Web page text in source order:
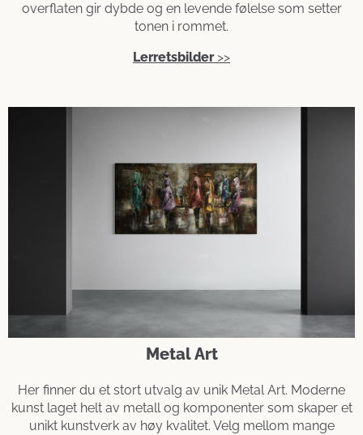
overflaten gir dybde og en levende følelse som setter
tonen i rommet.
Lerretsbilder>>
Metal Art
Her finner du et stort utvalg av unik Metal Art. Moderne
kunst laget helt av metall og komponenter som skaper et
unikt kunstverk av høy kvalitet. Velg mellom mange